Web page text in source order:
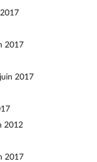
2017
2017
2012
2017